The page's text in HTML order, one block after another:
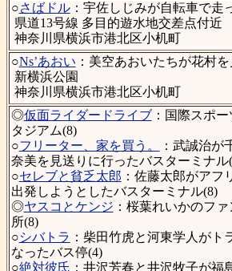
○さばドル：宇佐しじみが自転車で走
県道13号線 多目的遊水地交差点付近
神奈川県横浜市港北区小机町
○Ns’あおい ：美空あおいたちが花村
新横浜公園
神奈川県横浜市港北区小机町
◎仮面ライダードライブ：国際スポー
タジアム(8)
○フリーター、家を買う。
：武誠治が
奈美を見送りに行ったバスターミナル
○セレブと貧乏太郎 ：佐藤太郎がアフ
出発しようとしたバスターミナル(8)
◎ヤスコとケンジ ：桜葉れいかのフ
所(8)
○シバトラ ：柴田竹虎と河東学人がト
なったバス停(4)
○絶対彼氏 ：井沢芳春と井沢牧子が福